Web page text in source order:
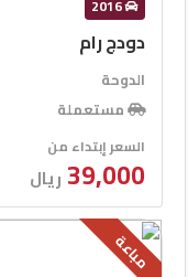
2016
دودج رام
الدوحة
مستعملة
السعر إبتداء من
39,000 ريال
مباعة